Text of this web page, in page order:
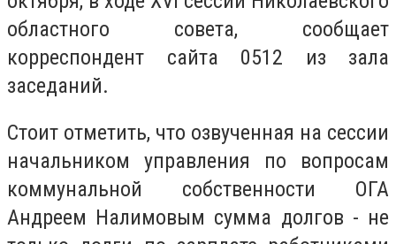
областного совета, сообщает
корреспондент сайта 0512 из зала
заседаний.
Стоит отметить, что озвученная на сессии
начальником управления по вопросам
коммунальной собственности ОГА
Андреем Налимовым сумма долгов - не